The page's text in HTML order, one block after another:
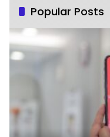
Popular Posts